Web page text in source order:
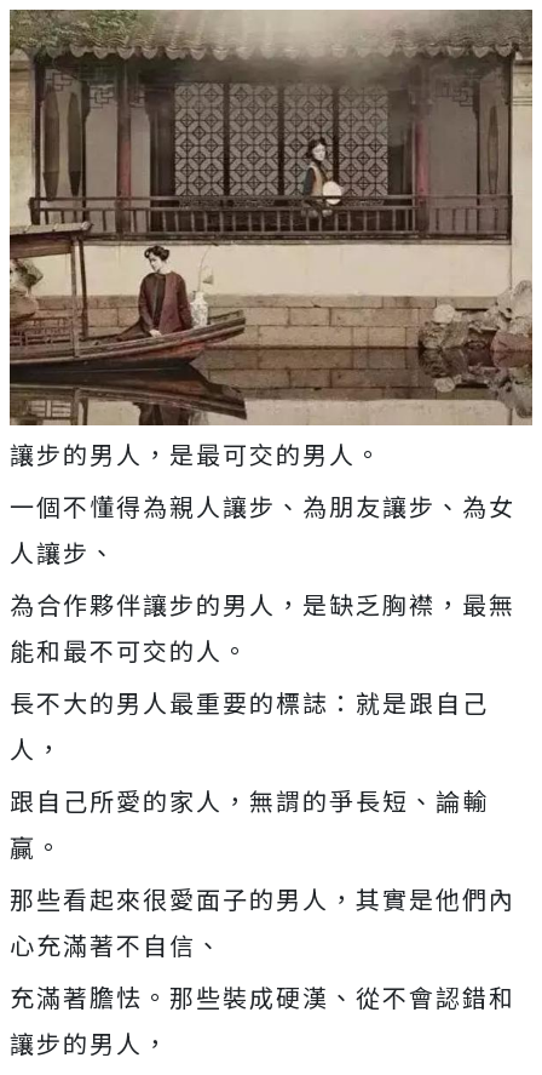
讓步的男人，是最可交的男人。
一個不懂得為親人讓步、為朋友讓步、為女
人讓步、
為合作夥伴讓步的男人，是缺乏胸襟，最無
能和最不可交的人。
長不大的男人最重要的標誌：就是跟自己
人，
跟自己所愛的家人，無謂的爭長短、論輸
贏。
那些看起來很愛面子的男人，其實是他們內
心充滿著不自信、
充滿著膽怯。那些裝成硬漢、從不會認錯和
讓步的男人，